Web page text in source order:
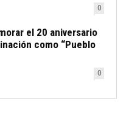
0
el 20 aniversario
como “Pueblo
0